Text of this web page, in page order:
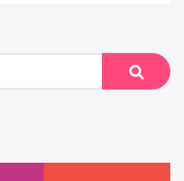
Suche